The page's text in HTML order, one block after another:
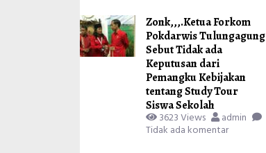
Zonk,,,.Ketua Forkom
Pokdarwis Tulungagung
Sebut Tidak ada
Keputusan dari
Pemangku Kebijakan
tentang Study Tour
Siswa Sekolah
3623 Views admin
Tidak ada komentar